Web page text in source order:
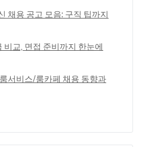
채용 공고 모음: 구직 팁까지
교, 면접 준비까지 한눈에
서비스/룸카페 채용 동향과